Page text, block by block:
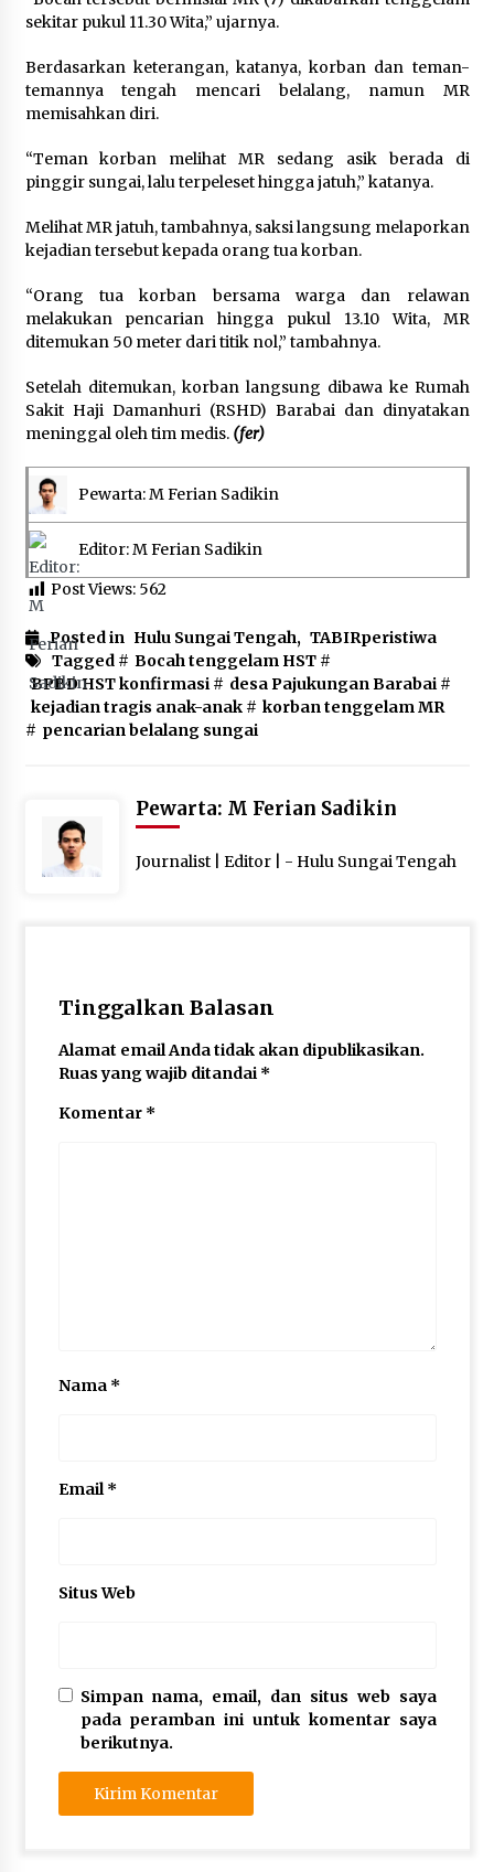
Agustus 5, 2026
Hadiri Forum Komunikasi dan Kemitraan BPJS,
Sekda Tapin Komitmen Tingkatkan Layanan
Kesehatan
Kejari HST Musnahkan Barang Bukti 27 Perkara
Agustus 4, 2026
Pelajar di HST Musnahkan Barang Bukti
Agustus 4, 2026
sekitar pukul 11.30 Wita,” ujarnya.
Berdasarkan keterangan, katanya, korban dan teman-
temannya tengah mencari belalang, namun MR
memisahkan diri.
“Teman korban melihat MR sedang asik berada di
pinggir sungai, lalu terpeleset hingga jatuh,” katanya.
Melihat MR jatuh, tambahnya, saksi langsung melaporkan
kejadian tersebut kepada orang tua korban.
“Orang tua korban bersama warga dan relawan
melakukan pencarian hingga pukul 13.10 Wita, MR
ditemukan 50 meter dari titik nol,” tambahnya.
Setelah ditemukan, korban langsung dibawa ke Rumah
Sakit Haji Damanhuri (RSHD) Barabai dan dinyatakan
meninggal oleh tim medis.(fer)
Pewarta: M Ferian Sadikin
Editor: M Ferian Sadikin
Post Views: 562
Posted in Hulu Sungai Tengah, TABIRperistiwa
Tagged # Bocah tenggelam HST#
BPBD HST konfirmasi# desa Pajukungan Barabai#
kejadian tragis anak-anak# korban tenggelam MR
# pencarian belalang sungai
Pewarta: M Ferian Sadikin
Journalist | Editor | - Hulu Sungai Tengah
Tinggalkan Balasan
Alamat email Anda tidak akan dipublikasikan.
Ruas yang wajib ditandai *
Komentar *
Nama *
Email *
Situs Web
Simpan nama, email, dan situs web saya
pada peramban ini untuk komentar saya
berikutnya.